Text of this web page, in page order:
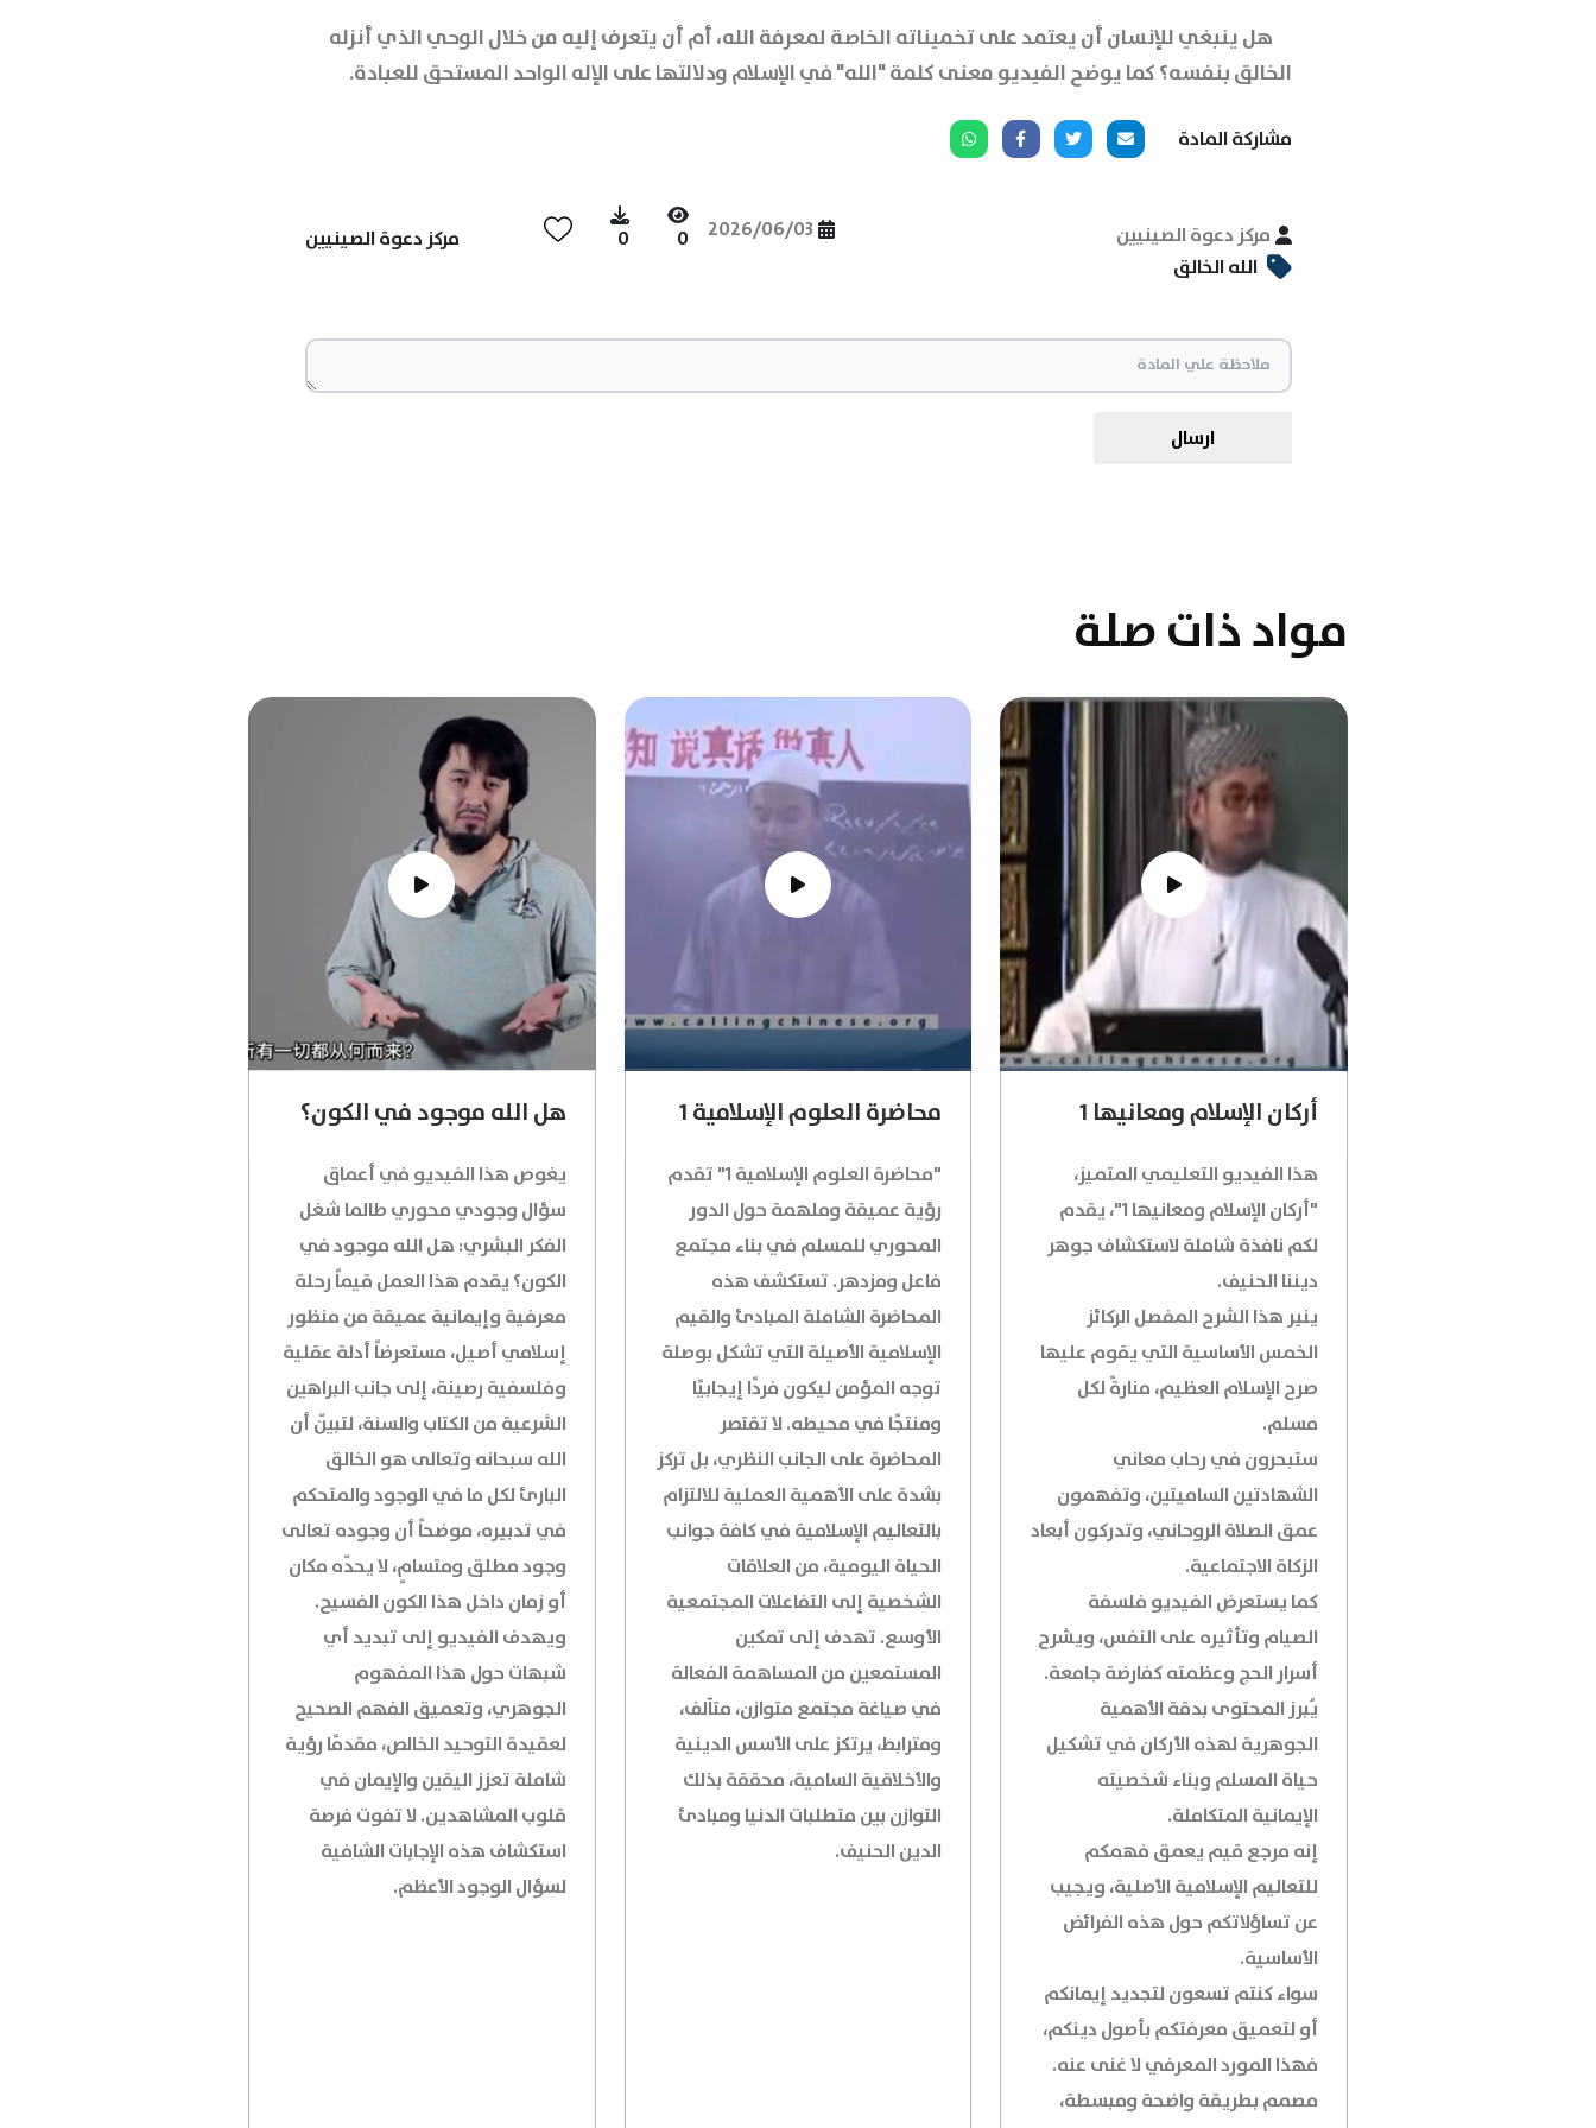
هل ينبغي للإنسان أن يعتمد على تخميناته الخاصة لمعرفة الله، أم أن يتعرف إليه من خلال الوحي الذي أنزله
الخالق بنفسه؟ كما يوضح الفيديو معنى كلمة "الله" في الإسلام ودلالتها على الإله الواحد المستحق للعبادة.
مشاركة المادة
مركز دعوة الصينيين 2026/06/03
0
0
مركز دعوة الصينيين
الله الخالق
ارسال
مواد ذات صلة
أركان الإسلام ومعانيها 1
هذا الفيديو التعليمي المتميز،
"أركان الإسلام ومعانيها 1"، يقدم
لكم نافذة شاملة لاستكشاف جوهر
ديننا الحنيف.
ينير هذا الشرح المفصل الركائز
الخمس الأساسية التي يقوم عليها
صرح الإسلام العظيم، منارةً لكل
مسلم.
ستبحرون في رحاب معاني
الشهادتين الساميتين، وتفهمون
عمق الصلاة الروحاني، وتدركون أبعاد
الزكاة الاجتماعية.
كما يستعرض الفيديو فلسفة
الصيام وتأثيره على النفس، ويشرح
أسرار الحج وعظمته كفارضة جامعة.
يُبرز المحتوى بدقة الأهمية
الجوهرية لهذه الأركان في تشكيل
حياة المسلم وبناء شخصيته
الإيمانية المتكاملة.
إنه مرجع قيم يعمق فهمكم
للتعاليم الإسلامية الأصلية، ويجيب
عن تساؤلاتكم حول هذه الفرائض
الأساسية.
سواء كنتم تسعون لتجديد إيمانكم
أو لتعميق معرفتكم بأصول دينكم،
فهذا المورد المعرفي لا غنى عنه.
مصمم بطريقة واضحة ومبسطة،
محاضرة العلوم الإسلامية 1
"محاضرة العلوم الإسلامية 1" تقدم
رؤية عميقة وملهمة حول الدور
المحوري للمسلم في بناء مجتمع
فاعل ومزدهر. تستكشف هذه
المحاضرة الشاملة المبادئ والقيم
الإسلامية الأصيلة التي تشكل بوصلة
توجه المؤمن ليكون فردًا إيجابيًا
ومنتجًا في محيطه. لا تقتصر
المحاضرة على الجانب النظري، بل تركز
بشدة على الأهمية العملية للالتزام
بالتعاليم الإسلامية في كافة جوانب
الحياة اليومية، من العلاقات
الشخصية إلى التفاعلات المجتمعية
الأوسع. تهدف إلى تمكين
المستمعين من المساهمة الفعالة
في صياغة مجتمع متوازن، متآلف،
ومترابط، يرتكز على الأسس الدينية
والأخلاقية السامية، محققة بذلك
التوازن بين متطلبات الدنيا ومبادئ
الدين الحنيف.
هل الله موجود في الكون؟
يغوص هذا الفيديو في أعماق
سؤال وجودي محوري طالما شغل
الفكر البشري: هل الله موجود في
الكون؟ يقدم هذا العمل قيماً رحلة
معرفية وإيمانية عميقة من منظور
إسلامي أصيل، مستعرضاً أدلة عقلية
وفلسفية رصينة، إلى جانب البراهين
الشرعية من الكتاب والسنة، لتبيّن أن
الله سبحانه وتعالى هو الخالق
البارئ لكل ما في الوجود والمتحكم
في تدبيره، موضحاً أن وجوده تعالى
وجود مطلق ومتسامٍ، لا يحدّه مكان
أو زمان داخل هذا الكون الفسيح.
ويهدف الفيديو إلى تبديد أي
شبهات حول هذا المفهوم
الجوهري، وتعميق الفهم الصحيح
لعقيدة التوحيد الخالص، مقدمًا رؤية
شاملة تعزز اليقين والإيمان في
قلوب المشاهدين. لا تفوت فرصة
استكشاف هذه الإجابات الشافية
لسؤال الوجود الأعظم.